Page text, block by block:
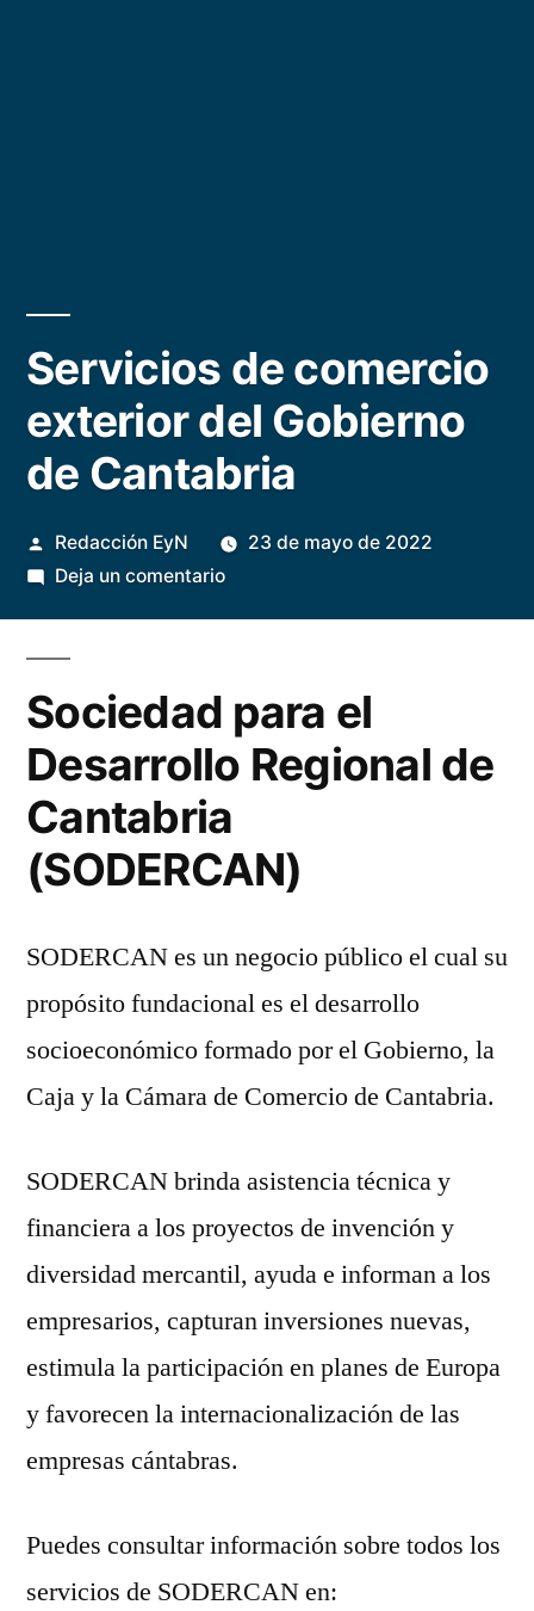
Servicios de comercio
exterior del Gobierno
de Cantabria
Publicado
por
Redacción EyN
23 de mayo de 2022
Deja un comentarioen
exterior
del
Gobierno
de
Sociedad para el
Desarrollo Regional de
Cantabria
(SODERCAN)
SODERCAN es un negocio público el cual su
propósito fundacional es el desarrollo
socioeconómico formado por el Gobierno, la
Caja y la Cámara de Comercio de Cantabria.
SODERCAN brinda asistencia técnica y
financiera a los proyectos de invención y
diversidad mercantil, ayuda e informan a los
empresarios, capturan inversiones nuevas,
estimula la participación en planes de Europa
y favorecen la internacionalización de las
empresas cántabras.
Puedes consultar información sobre todos los
servicios de SODERCAN en: